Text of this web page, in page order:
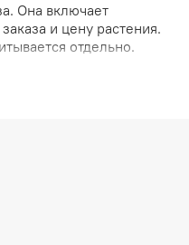
Она включает
и цену растения.
отдельно.
его
сделано
будут высланы
на оплату услуг и
заказ теряет силу.
сорт, а не